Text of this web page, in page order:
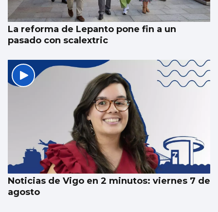
La reforma de Lepanto pone fin a un
pasado con scalextric
Noticias de Vigo en 2 minutos: viernes 7 de
agosto